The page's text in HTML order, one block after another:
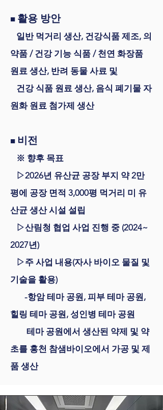
■ 활용 방안
일반 먹거리 생산, 건강식품 제조, 의
약품 / 건강 기능 식품 / 천연 화장품
원료 생산, 반려 동물 사료 및
건강 식품 원료 생산, 음식 폐기물 자
원화 원료 첨가제 생산
■ 비전
※ 향후 목표
▷2026년 유산균 공장 부지 약 2만
평에 공장 면적 3,000평 먹거리 미 유
산균 생산 시설 설립
▷산림청 협업 사업 진행 중 (2024~
2027년)
▷주 사업 내용(자사 바이오 물질 및
기술을 활용)
-항암 테마 공원, 피부 테마 공원,
힐링 테마 공원, 성인병 테마 공원
테마 공원에서 생산된 약제 및 약
초를 홍천 참샘바이오에서 가공 및 제
품 생산